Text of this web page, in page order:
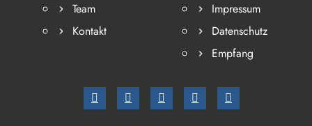
Team
Kontakt
Impressum
Datenschutz
Empfang